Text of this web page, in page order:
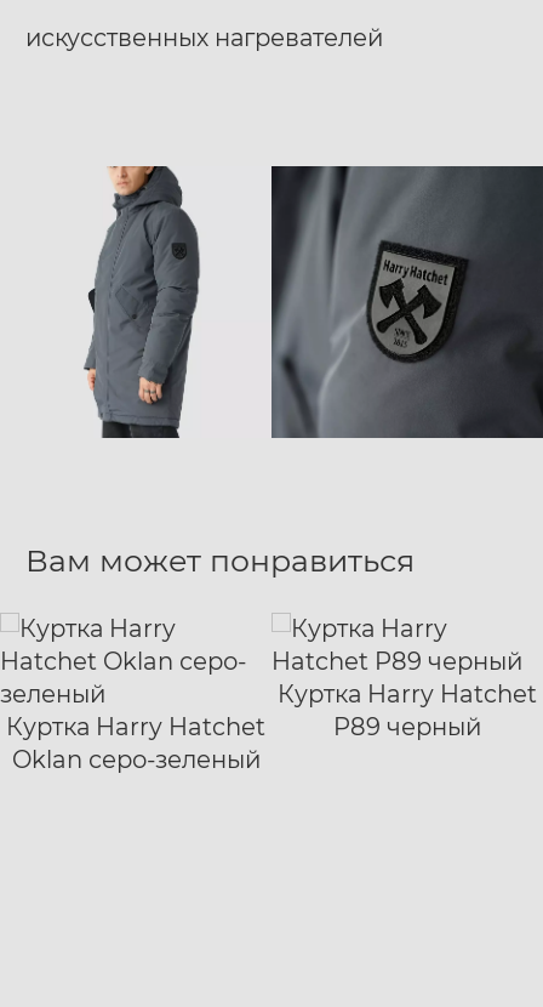
искусственных нагревателей
Вам может понравиться
Куртка Harry Hatchet
Oklan серо-зеленый
XS S M
L
XL
XXL
Куртка Harry Hatchet
P89 черный
XS S M
L
XL
XXL XXXL